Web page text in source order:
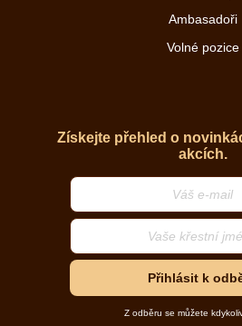
Ambasadoři
Volné pozice
Získejte přehled o
akcích.
Přihlásit k
Z odběru se můžete